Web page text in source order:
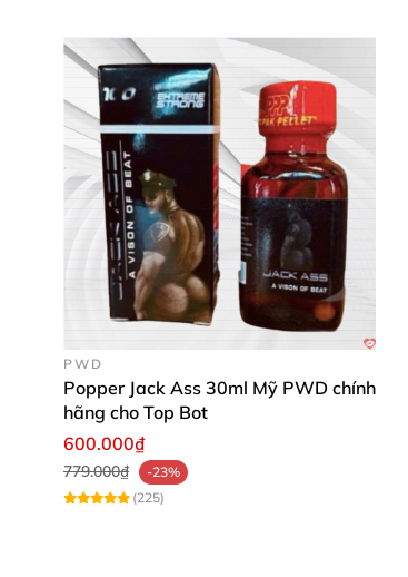
PWD
Popper Jack Ass 30ml Mỹ PWD chính
hãng cho Top Bot
600.000₫
779.000₫
-23%
(225)